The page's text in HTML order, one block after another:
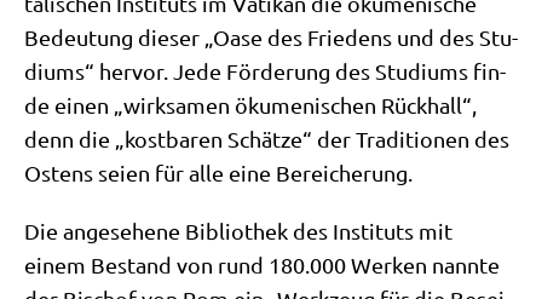
Bedeu­tung die­ser „Oase des Frie­dens und des Stu­
di­ums“ her­vor. Jede För­de­rung des Stu­di­ums fin­
de einen „wirk­sa­men öku­me­ni­schen Rück­hall“,
denn die „kost­ba­ren Schät­ze“ der Tra­di­tio­nen des
Ostens sei­en für alle eine Bereicherung.
Die ange­se­he­ne Biblio­thek des Insti­tuts mit
einem Bestand von rund 180.000 Wer­ken nann­te